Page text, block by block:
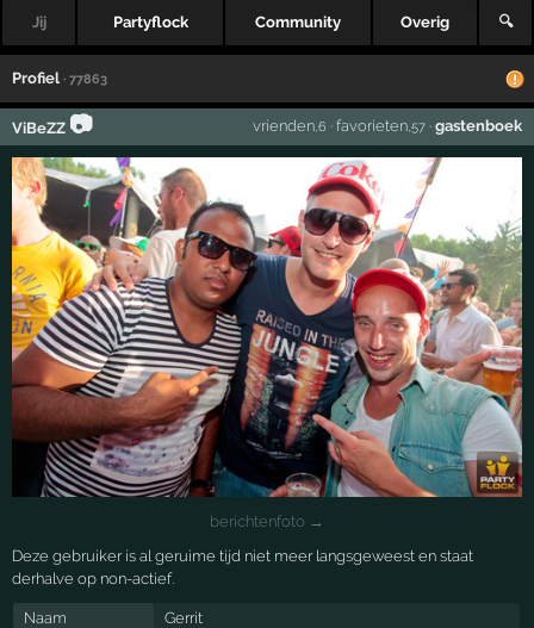
Jij Partyflock Community Overig 🔍
Profiel · 77863
ViBeZZ 📷 vrienden,6 · favorieten,57· gastenboek
berichtenfoto →
Deze gebruiker is al geruime tijd niet meer langsgeweest en staat
derhalve op non-actief.
Naam
Gerrit